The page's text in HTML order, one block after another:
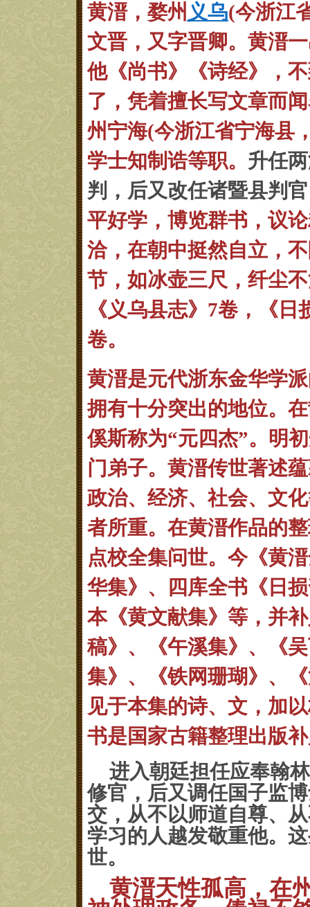
黄溍， 婺州 义乌(今浙江
文晋，又字晋卿。黄溍
他《尚书》《诗经》，
了，凭着擅长写文章而
州宁海(今浙江省宁海县
学士知制诰等职。 升任
判，后又改任诸暨县判
平好学，博览群书，议
洽，在朝中挺然自立，
节，如冰壶三尺，纤尘
《义乌县志》7卷，《
卷。
黄溍是元代浙东金华学
拥有十分突出的地位。
傒斯称为“元四杰”。明
门弟子。黄溍传世著述
政治、经济、社会、文
者所重。在黄溍作品的
点校全集问世。 今《黄
华集》、四库全书《日
本《黄文献集》等，并
稿》、《午溪集》、《
集》、《铁网珊瑚》、
见于本集的诗、文，加
书是国家古籍整理出版
进入朝廷担任应奉翰
修官，后又调任国子监
交，从不以师道自尊、
学习的人越发敬重他。
世。
黄溍天性孤高，在